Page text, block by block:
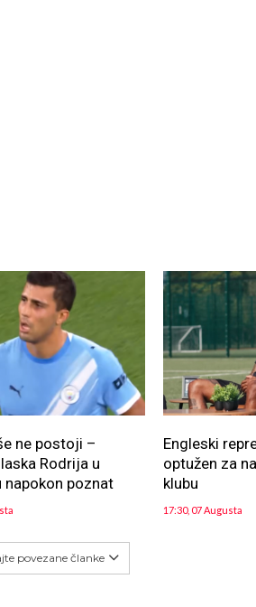
ne postoji –
Rodrija u
napokon poznat
Engleski
optužen za
klubu
17:30, 07 Augusta
povezane članke